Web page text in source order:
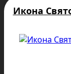
Икона